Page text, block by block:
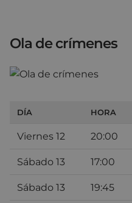
Ola de crímenes
DÍA HORA
Viernes 12 20:00
Sábado 13 17:00
Sábado 13 19:45